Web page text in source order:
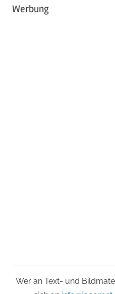
Werbung
Wer an Text- und